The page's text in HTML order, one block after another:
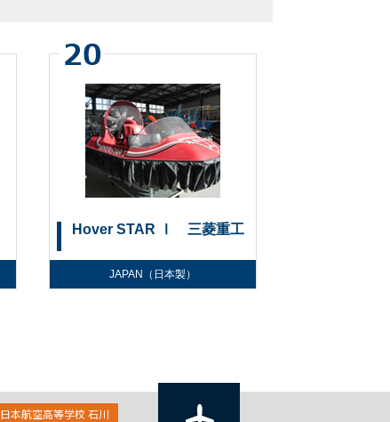
Hover STAR Ⅰ 三菱重工
JAPAN（日本製）
日本航空高等学校 石川